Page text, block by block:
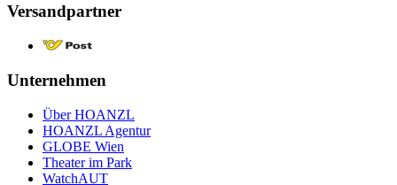
Versandpartner
Unternehmen
Über HOANZL
HOANZL Agentur
GLOBE Wien
Theater im Park
WatchAUT